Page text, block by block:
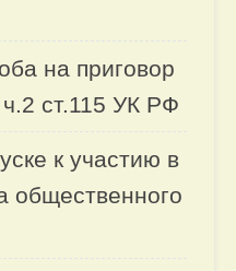
на приговор
ст.115 УК РФ
к участию в
общественного